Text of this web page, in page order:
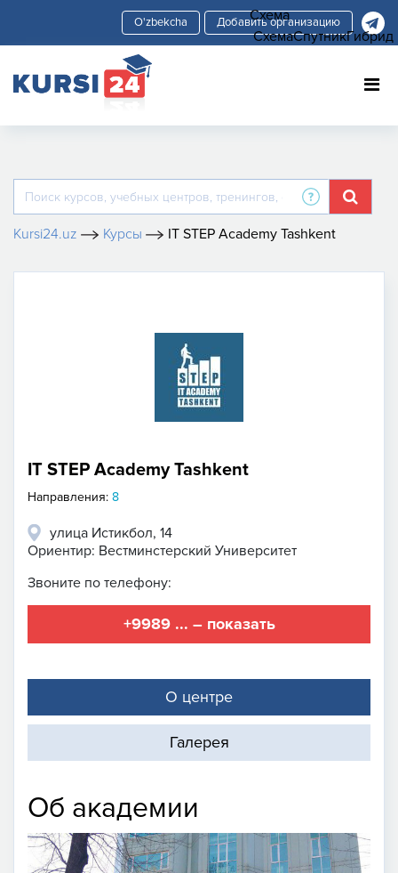
Добавить организацию
Kursi24.uz Курсы IT STEP Academy Tashkent
IT STEP Academy Tashkent
Направления: 8
улица Истикбол, 14
Ориентир: Вестминстерский Университет
Звоните по телефону:
+9989 ... – показать
О центре
Галерея
Об академии
Схема
СхемаСпутникГибрид